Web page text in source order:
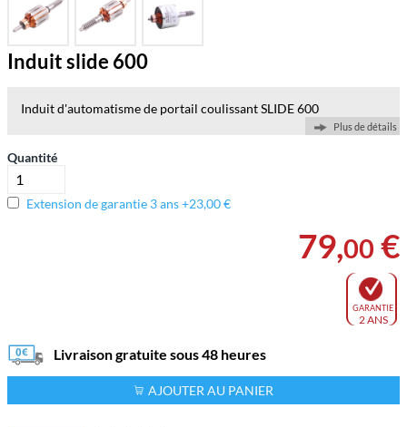
Induit slide 600
Induit d'automatisme de portail coulissant SLIDE 600
Plus de détails
Quantité
Extension de garantie 3 ans +23,00 €
79,00 €
GARANTIE
2 ANS
Livraison gratuite sous 48 heures
AJOUTER AU PANIER